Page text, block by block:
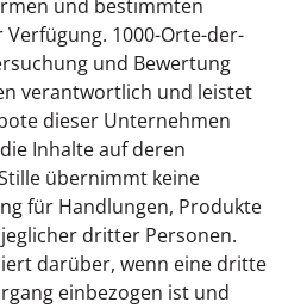
und bestimmten
1000-Orte-der-
und Bewertung
verantwortlich und leistet
dieser Unternehmen
Inhalte auf deren
übernimmt keine
für Handlungen, Produkte
dritter Personen.
darüber, wenn eine dritte
einbezogen ist und